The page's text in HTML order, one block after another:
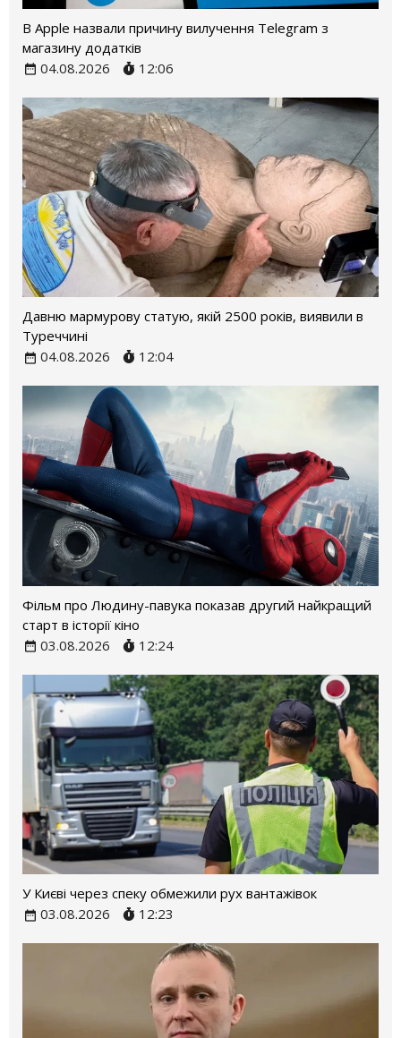
В Apple назвали причину вилучення Telegram з
магазину додатків
04.08.2026
12:06
Давню мармурову статую, якій 2500 років, виявили в
Туреччині
04.08.2026
12:04
Фільм про Людину-павука показав другий найкращий
старт в історії кіно
03.08.2026
12:24
У Києві через спеку обмежили рух вантажівок
03.08.2026
12:23